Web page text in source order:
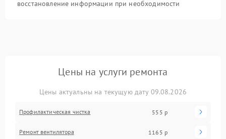
восстановление информации при необходимости
Цены на услуги ремонта
Цены актуальны на текущую дату 09.08.2026
Профилактическая чистка 555 р
Ремонт вентилятора 1165 р